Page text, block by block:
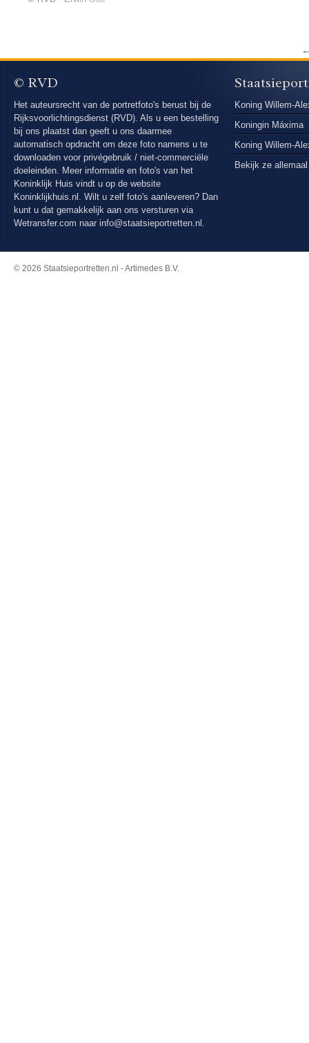
© RVD
Het auteursrecht van de portretfoto's berust bij de
Rijksvoorlichtingsdienst (RVD). Als u een bestelling
bij ons plaatst dan geeft u ons daarmee
automatisch opdracht om deze foto namens u te
downloaden voor privégebruik / niet-commerciële
doeleinden. Meer informatie en foto's van het
Koninklijk Huis vindt u op de website
Koninklijkhuis.nl. Wilt u zelf foto's aanleveren? Dan
kunt u dat gemakkelijk aan ons versturen via
Wetransfer.com naar info@staatsieportretten.nl.
Koning Willem-
Koningin Máxima
Koning Willem-
Bekijk ze allemaal
© 2026 Staatsieportretten.nl - Artimedes B.V.